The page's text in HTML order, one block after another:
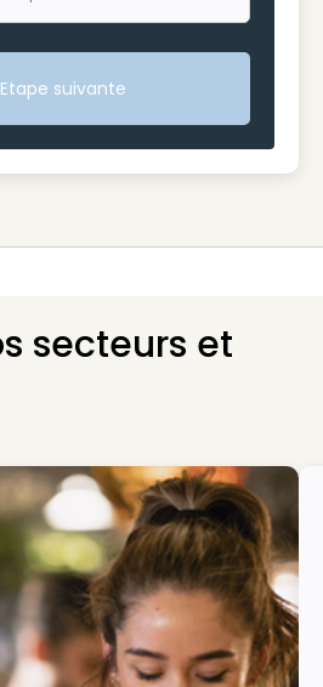
Etape suivante
Etape suivante
secteurs et